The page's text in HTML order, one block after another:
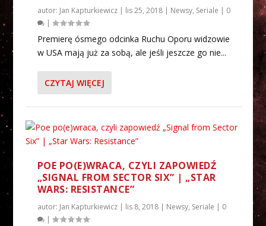
autor: Jan Kapturkiewicz| lis 25, 2018| Newsy, Seriale | 0
|
Premierę ósmego odcinka Ruchu Oporu widzowie
w USA mają już za sobą, ale jeśli jeszcze go nie...
CZYTAJ WIĘCEJ
POE PO(E)WRACA, CZYLI ZAPOWIEDŹ
„SIGNAL FROM SECTOR SIX” | „STAR
WARS: RESISTANCE”
autor: Jan Kapturkiewicz| lis 8, 2018| Newsy, Seriale | 0
|